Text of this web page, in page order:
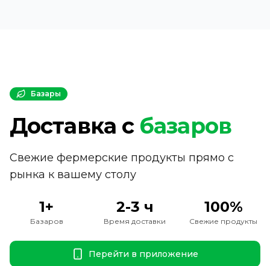
Базары
Доставка с базаров
Свежие фермерские продукты прямо с
рынка к вашему столу
1+
Базаров
2-3 ч
Время доставки
100%
Свежие продукты
Перейти в приложение